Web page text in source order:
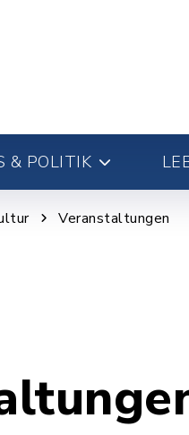
& POLITIK
Veranstaltungen